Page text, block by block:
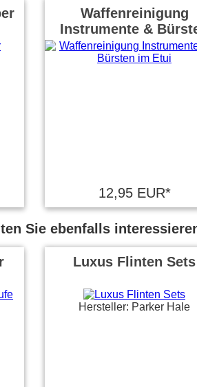
Waffenreinigung
Instrumente &
12,95 EUR*
Sie ebenfalls
Luxus Flinten Sets
Hersteller: Parker Hale